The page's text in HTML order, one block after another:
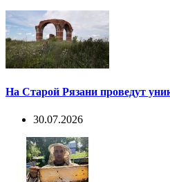
На Старой Рязани проведут
30.07.2026